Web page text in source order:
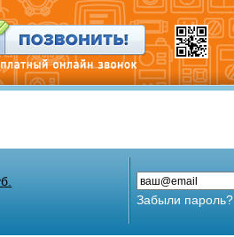
Забыли пароль?